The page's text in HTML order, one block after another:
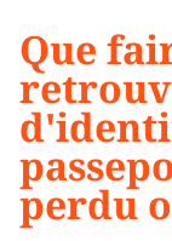
Que
perdu